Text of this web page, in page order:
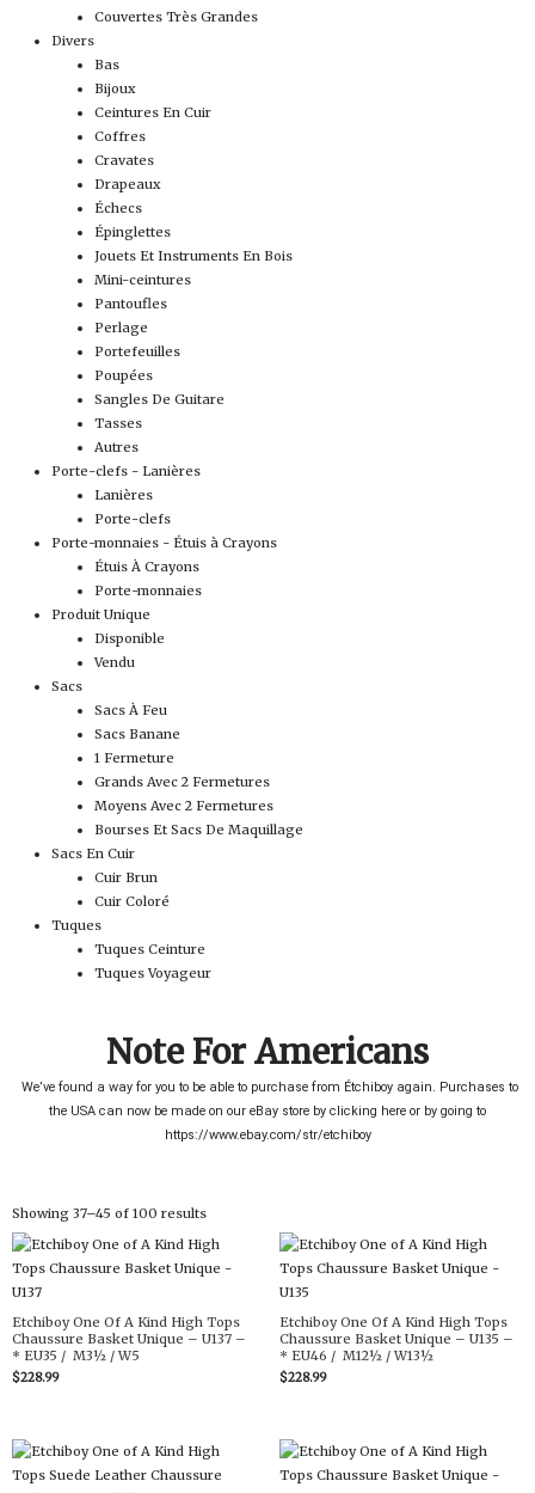
Note For Americans
We’ve found a way for you to be able to purchase from Étchiboy again. Purchases to
the USA can now be made on our eBay store by clicking here or by going to
https://www.ebay.com/str/etchiboy
Showing 37–45 of 100 results
Etchiboy One Of A Kind High Tops
Chaussure Basket Unique – U137 –
* EU35 / M3½ / W5
$228.99
Etchiboy One Of A Kind High Tops
Chaussure Basket Unique – U135 –
* EU46 / M12½ / W13½
$228.99
Couvertes Très Grandes
Divers
Bas
Bijoux
Ceintures En Cuir
Coffres
Cravates
Drapeaux
Échecs
Épinglettes
Jouets Et Instruments En Bois
Mini-ceintures
Pantoufles
Perlage
Portefeuilles
Poupées
Sangles De Guitare
Tasses
Autres
Porte-clefs - Lanières
Lanières
Porte-clefs
Porte-monnaies - Étuis à Crayons
Étuis À Crayons
Porte-monnaies
Produit Unique
Disponible
Vendu
Sacs
Sacs À Feu
Sacs Banane
1 Fermeture
Grands Avec 2 Fermetures
Moyens Avec 2 Fermetures
Bourses Et Sacs De Maquillage
Sacs En Cuir
Cuir Brun
Cuir Coloré
Tuques
Tuques Ceinture
Tuques Voyageur